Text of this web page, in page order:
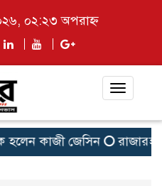
০২:২৩ অপরাহ্ন
Toggle
কাজী জেসিন